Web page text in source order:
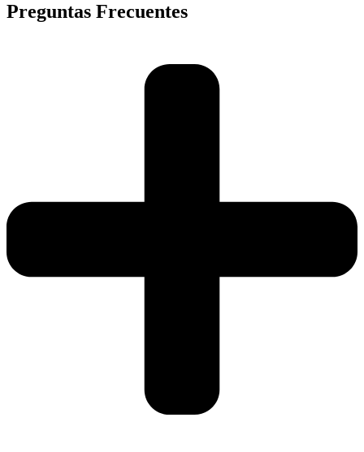
Preguntas Frecuentes